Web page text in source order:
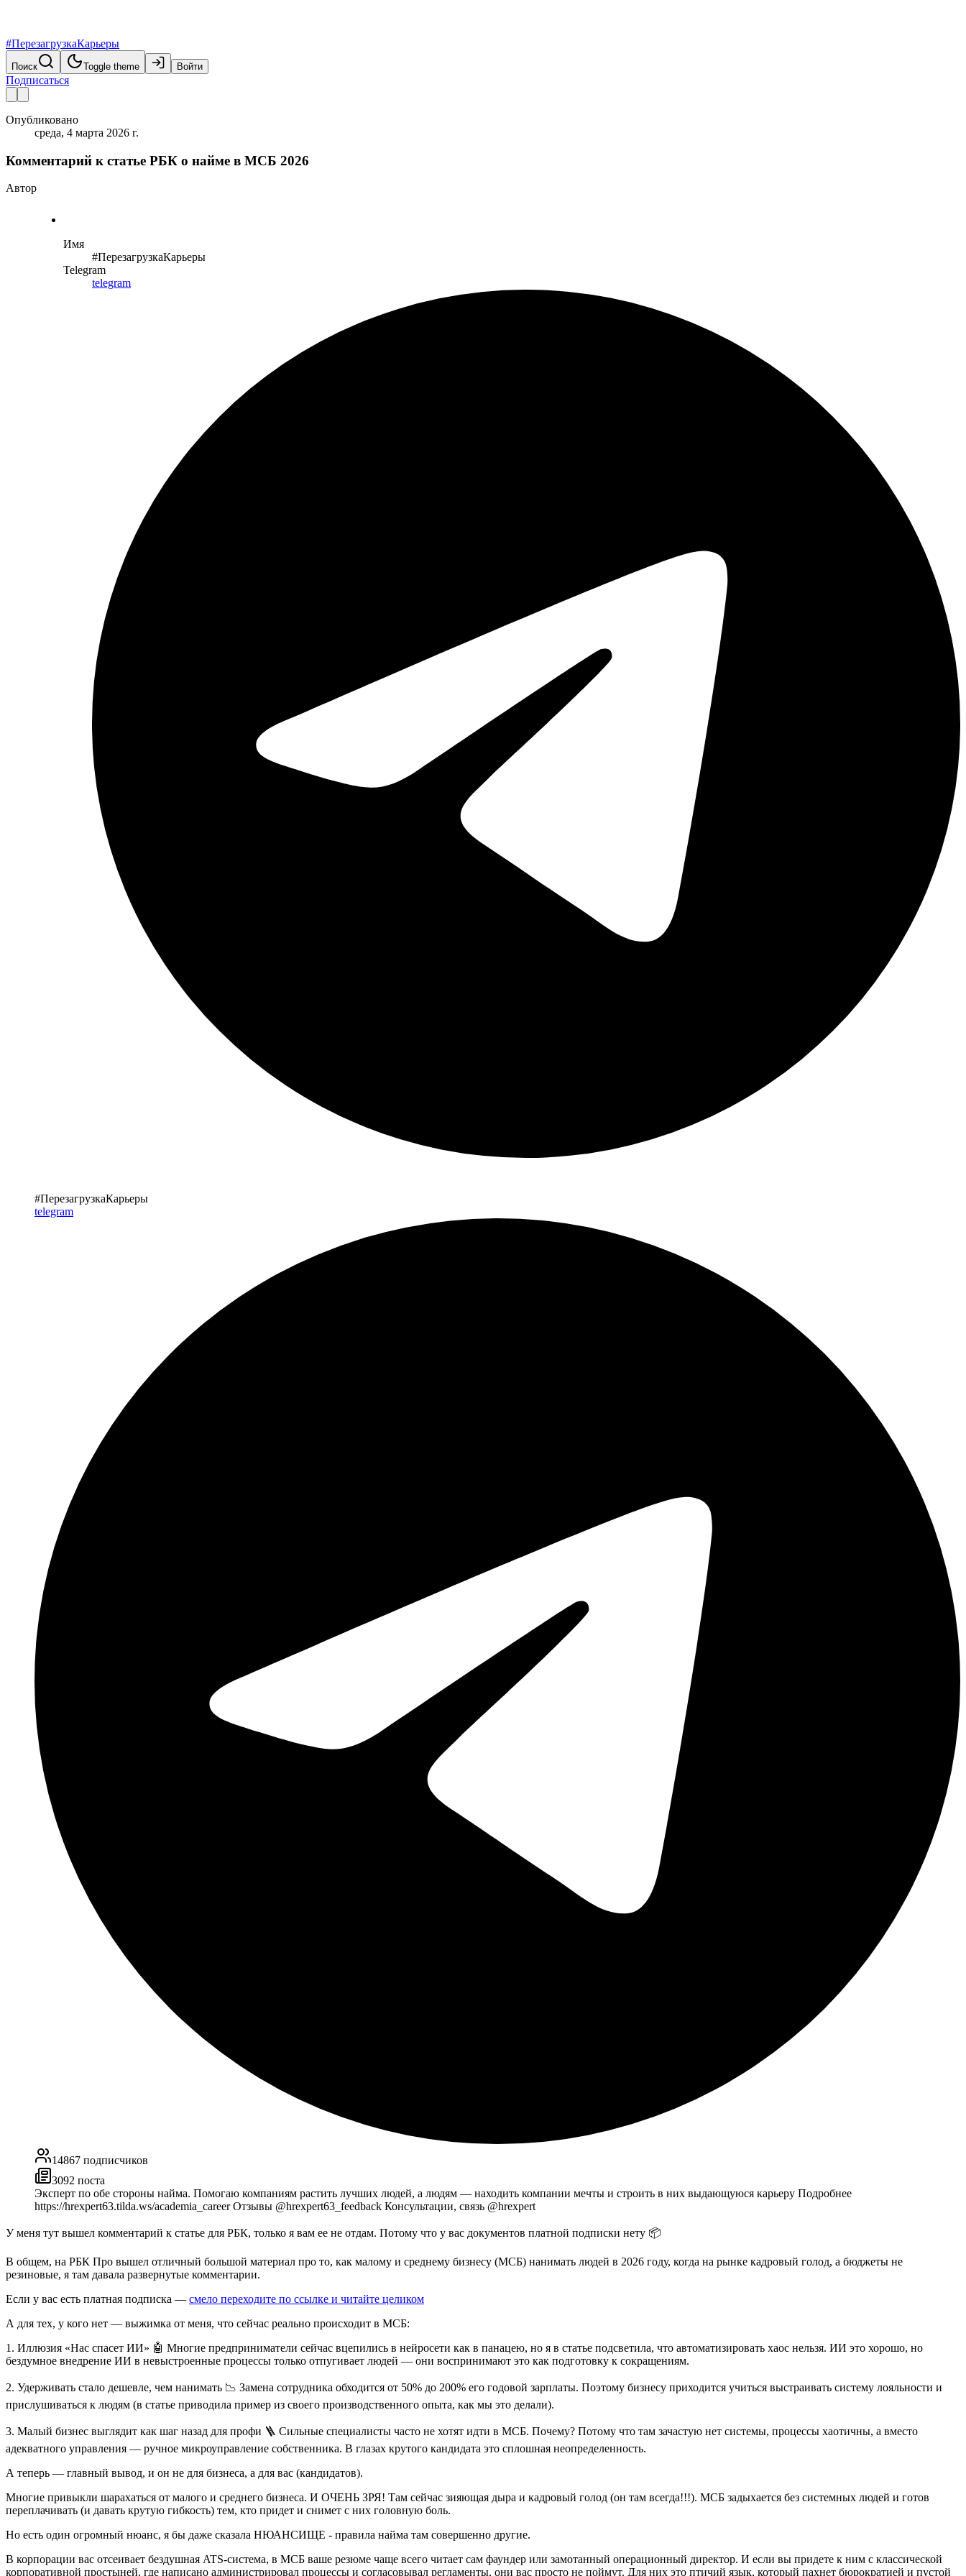
#ПерезагрузкаКарьеры
Поиск Toggle theme Войти
Подписаться
Опубликовано
среда, 4 марта 2026 г.
Комментарий к статье РБК о найме в МСБ 2026
Автор
Имя
#ПерезагрузкаКарьеры
Telegram
telegram
#ПерезагрузкаКарьеры
telegram
14867 подписчиков
3092 поста
Эксперт по обе стороны найма. Помогаю компаниям растить лучших людей, а людям — находить компании мечты и строить в них выдающуюся карьеру Подробнее
https://hrexpert63.tilda.ws/academia_career Отзывы @hrexpert63_feedback Консультации, связь @hrexpert
У меня тут вышел комментарий к статье для РБК, только я вам ее не отдам. Потому что у вас документов платной подписки нету 📦
В общем, на РБК Про вышел отличный большой материал про то, как малому и среднему бизнесу (МСБ) нанимать людей в 2026 году, когда на рынке кадровый голод, а бюджеты не
резиновые, я там давала развернутые комментарии.
Если у вас есть платная подписка — смело переходите по ссылке и читайте целиком
А для тех, у кого нет — выжимка от меня, что сейчас реально происходит в МСБ:
1. Иллюзия «Нас спасет ИИ» 🤖 Многие предприниматели сейчас вцепились в нейросети как в панацею, но я в статье подсветила, что автоматизировать хаос нельзя. ИИ это хорошо, но
бездумное внедрение ИИ в невыстроенные процессы только отпугивает людей — они воспринимают это как подготовку к сокращениям.
2. Удерживать стало дешевле, чем нанимать 📉 Замена сотрудника обходится от 50% до 200% его годовой зарплаты. Поэтому бизнесу приходится учиться выстраивать систему лояльности и
прислушиваться к людям (в статье приводила пример из своего производственного опыта, как мы это делали).
3. Малый бизнес выглядит как шаг назад для профи 🪜 Сильные специалисты часто не хотят идти в МСБ. Почему? Потому что там зачастую нет системы, процессы хаотичны, а вместо
адекватного управления — ручное микроуправление собственника. В глазах крутого кандидата это сплошная неопределенность.
А теперь — главный вывод, и он не для бизнеса, а для вас (кандидатов).
Многие привыкли шарахаться от малого и среднего бизнеса. И ОЧЕНЬ ЗРЯ! Там сейчас зияющая дыра и кадровый голод (он там всегда!!!). МСБ задыхается без системных людей и готов
переплачивать (и давать крутую гибкость) тем, кто придет и снимет с них головную боль.
Но есть один огромный нюанс, я бы даже сказала НЮАНСИЩЕ - правила найма там совершенно другие.
В корпорации вас отсеивает бездушная ATS-система, в МСБ ваше резюме чаще всего читает сам фаундер или замотанный операционный директор. И если вы придете к ним с классической
корпоративной простыней, где написано администрировал процессы и согласовывал регламенты, они вас просто не поймут. Для них это птичий язык, который пахнет бюрократией и пустой